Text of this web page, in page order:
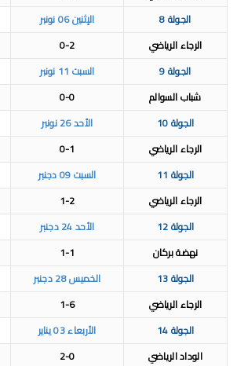
الجولة 8
الإثنين 06 نونبر
الرجاء الرياضي
0-2
الجولة 9
السبت 11 نونبر
شباب السوالم
0-0
الجولة 10
الأحد 26 نونبر
الرجاء الرياضي
0-1
الجولة 11
السبت 09 دجنبر
الرجاء الرياضي
1-2
الجولة 12
الأحد 24 دجنبر
نهضة بركان
1-1
الجولة 13
الخميس 28 دجنبر
الرجاء الرياضي
1-6
الجولة 14
الأربعاء 03 يناير
الوداد الرياضي
2-0